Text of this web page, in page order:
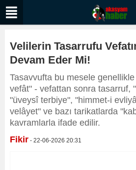
Velilerin Tasarrufu
Devam Eder Mi!
Tasavvufta bu mesele
vefât" - vefattan sonra tasarruf,
"üveysî terbiye", "himmet-i
velâyet" ve bazı tarikatlarda
kavramlarla ifade edilir.
Fikir - 22-06-2026 20:31